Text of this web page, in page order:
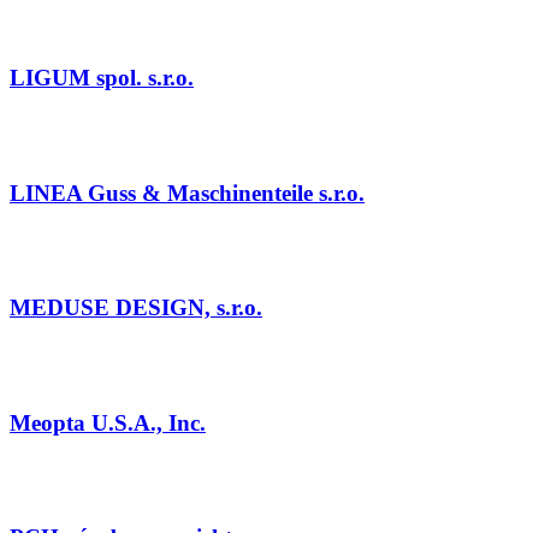
LIGUM spol. s.r.o.
LINEA Guss & Maschinenteile s.r.o.
MEDUSE DESIGN, s.r.o.
Meopta U.S.A., Inc.